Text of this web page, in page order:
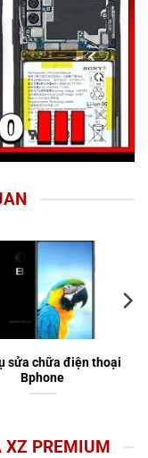
sửa chữa điện thoại
Bphone
XZ PREMIUM